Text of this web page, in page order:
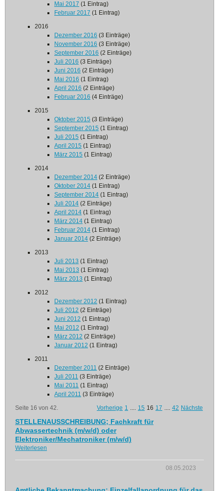
Mai 2017 (1 Eintrag)
Februar 2017 (1 Eintrag)
2016
Dezember 2016 (3 Einträge)
November 2016 (3 Einträge)
September 2016 (2 Einträge)
Juli 2016 (3 Einträge)
Juni 2016 (2 Einträge)
Mai 2016 (1 Eintrag)
April 2016 (2 Einträge)
Februar 2016 (4 Einträge)
2015
Oktober 2015 (3 Einträge)
September 2015 (1 Eintrag)
Juli 2015 (1 Eintrag)
April 2015 (1 Eintrag)
März 2015 (1 Eintrag)
2014
Dezember 2014 (2 Einträge)
Oktober 2014 (1 Eintrag)
September 2014 (1 Eintrag)
Juli 2014 (2 Einträge)
April 2014 (1 Eintrag)
März 2014 (1 Eintrag)
Februar 2014 (1 Eintrag)
Januar 2014 (2 Einträge)
2013
Juli 2013 (1 Eintrag)
Mai 2013 (1 Eintrag)
März 2013 (1 Eintrag)
2012
Dezember 2012 (1 Eintrag)
Juli 2012 (2 Einträge)
Juni 2012 (1 Eintrag)
Mai 2012 (1 Eintrag)
März 2012 (2 Einträge)
Januar 2012 (1 Eintrag)
2011
Dezember 2011 (2 Einträge)
Juli 2011 (3 Einträge)
Mai 2011 (1 Eintrag)
April 2011 (3 Einträge)
Seite 16 von 42.
Vorherige 1 .... 15 16 17 .... 42 Nächste
STELLENAUSSCHREIBUNG; Fachkraft für
Abwassertechnik (m/w/d) oder
Elektroniker/Mechatroniker (m/w/d)
Weiterlesen
08.05.2023